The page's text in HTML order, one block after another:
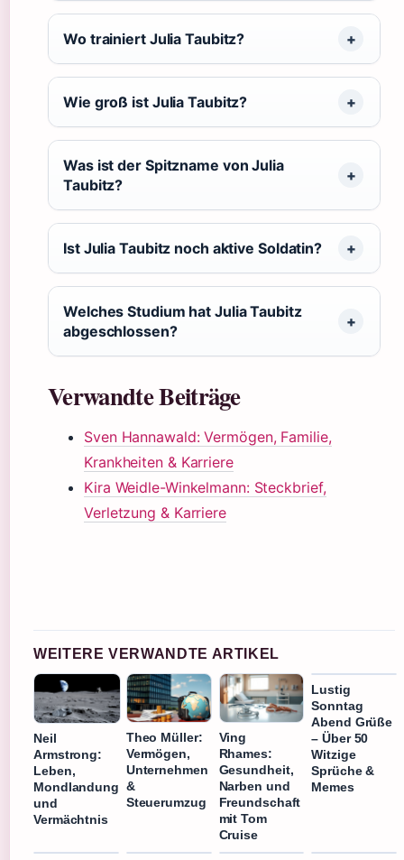
Wo trainiert Julia Taubitz?
Wie groß ist Julia Taubitz?
Was ist der Spitzname von Julia
Taubitz?
Ist Julia Taubitz noch aktive Soldatin?
Welches Studium hat Julia Taubitz
abgeschlossen?
Verwandte Beiträge
Sven Hannawald: Vermögen, Familie,
Krankheiten & Karriere
Kira Weidle-Winkelmann: Steckbrief,
Verletzung & Karriere
WEITERE VERWANDTE ARTIKEL
Neil
Armstrong:
Leben,
Mondlandung
und
Vermächtnis
Theo Müller:
Vermögen,
Unternehmen
&
Steuerumzug
Ving
Rhames:
Gesundheit,
Narben und
Freundschaft
mit Tom
Cruise
Lustig
Sonntag
Abend Grüße
– Über 50
Witzige
Sprüche &
Memes